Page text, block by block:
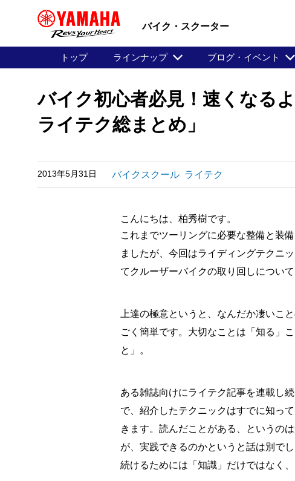
バイク・スクーター
トップ ラインナップ ブログ・イベント
バイク初心者必見！速くなる
ライテク総まとめ」
2013年5月31日 バイクスクール ライテク
こんにちは、柏秀樹です。
これまでツーリングに必要な整備と装
ましたが、今回はライディングテクニ
てクルーザーバイクの取り回しについ
上達の極意というと、なんだか凄いこ
ごく簡単です。大切なことは「知る」
と」。
ある雑誌向けにライテク記事を連載し
で、紹介したテクニックはすでに知っ
きます。読んだことがある、というの
が、実践できるのかというと話は別で
続けるためには「知識」だけではなく